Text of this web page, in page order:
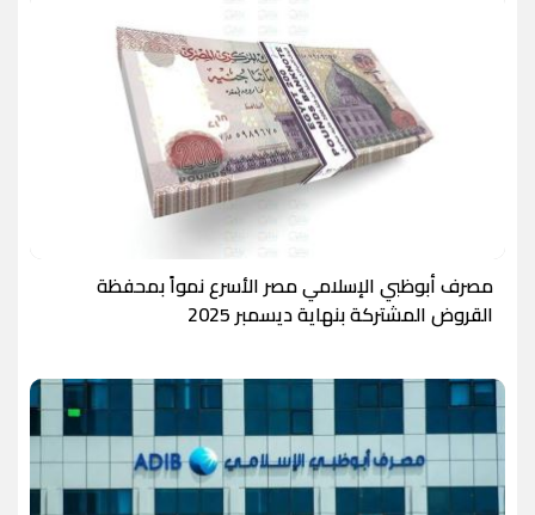
مصرف أبوظبي الإسلامي مصر الأسرع نمواً بمحفظة
القروض المشتركة بنهاية ديسمبر 2025